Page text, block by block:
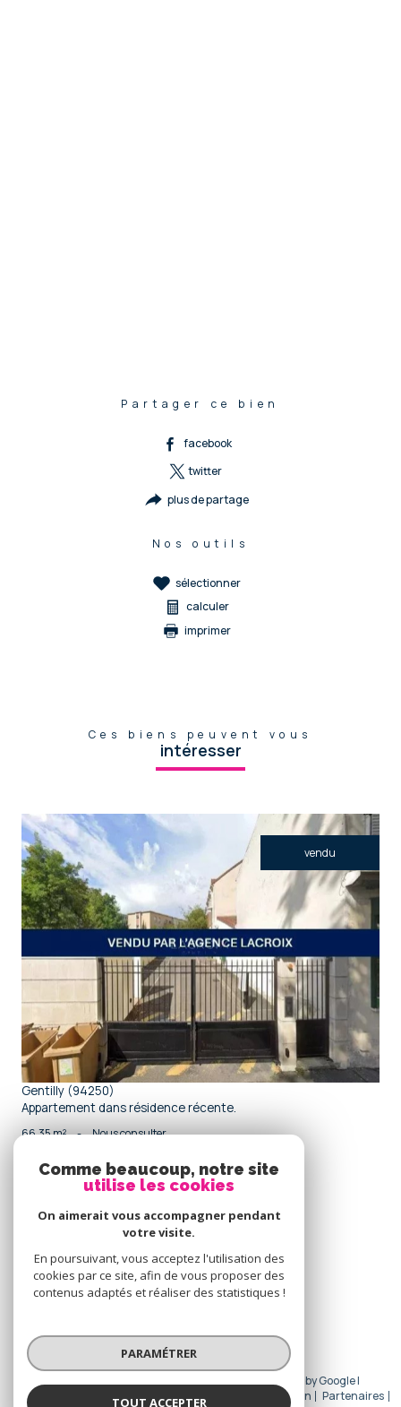
Partager ce bien
facebook
twitter
plus de partage
Nos outils
sélectionner
calculer
imprimer
Ces biens peuvent vous
intéresser
vendu
voir le bien
Gentilly (94250)
Appartement dans résidence récente.
66,35 m² - Nous consulter
connecter
espace propriétaire
Nous
adhérons
© 2026 | Tous droits réservés | Traduction powered by Google |
Nos honoraires
Plan du site Mentions légales Admin
Partenaires
Comme beaucoup, notre site
utilise les cookies
On aimerait vous accompagner pendant
votre visite.
En poursuivant, vous acceptez l'utilisation des
cookies par ce site, afin de vous proposer des
contenus adaptés et réaliser des statistiques !
PARAMÉTRER
TOUT ACCEPTER